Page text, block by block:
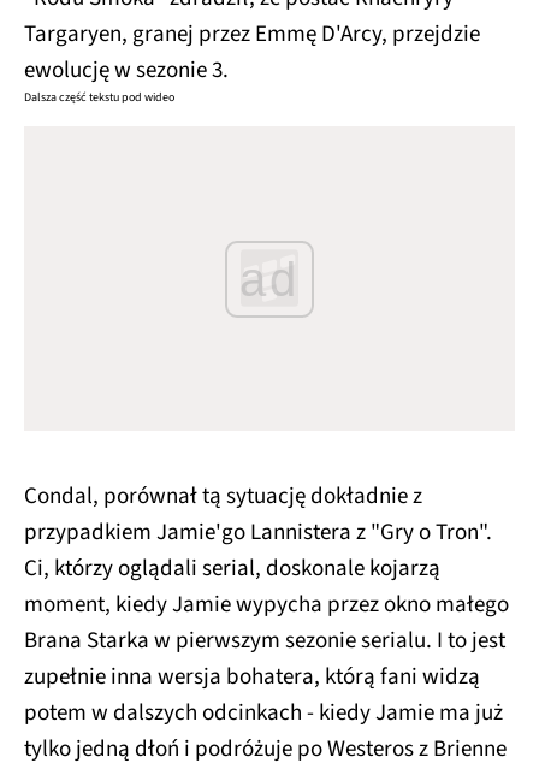
Targaryen, granej przez Emmę D'Arcy, przejdzie
ewolucję w sezonie 3.
Dalsza część tekstu pod wideo
ad
Condal, porównał tą sytuację dokładnie z
przypadkiem Jamie'go Lannistera z "Gry o Tron".
Ci, którzy oglądali serial, doskonale kojarzą
moment, kiedy Jamie wypycha przez okno małego
Brana Starka w pierwszym sezonie serialu. I to jest
zupełnie inna wersja bohatera, którą fani widzą
potem w dalszych odcinkach - kiedy Jamie ma już
tylko jedną dłoń i podróżuje po Westeros z Brienne